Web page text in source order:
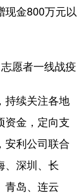
现金800万元以
愿者一线战疫
持续关注各地
资金，定向支
安利公司联合
、深圳、长
青岛、连云